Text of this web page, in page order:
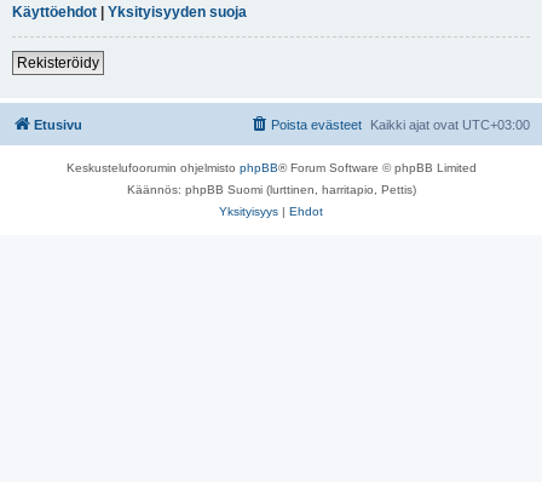
Käyttöehdot | Yksityisyyden suoja
Rekisteröidy
Etusivu Kaikki ajat ovat UTC+03:00
Poista evästeet
Keskustelufoorumin ohjelmisto phpBB® Forum Software © phpBB Limited
Käännös: phpBB Suomi (lurttinen, harritapio, Pettis)
Yksityisyys | Ehdot